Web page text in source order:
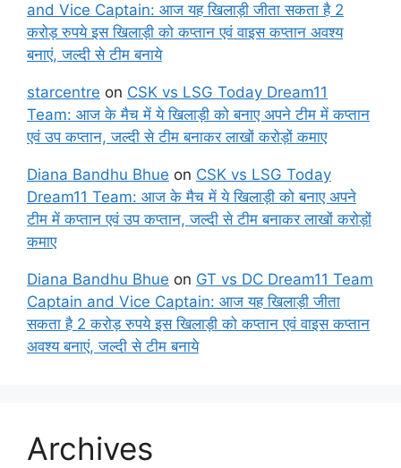
and Vice Captain: आज यह खिलाड़ी जीता सकता है 2
करोड़ रुपये इस खिलाड़ी को कप्तान एवं वाइस कप्तान अवश्य
बनाएं, जल्दी से टीम बनाये
starcentre on CSK vs LSG Today Dream11
Team: आज के मैच में ये खिलाड़ी को बनाए अपने टीम में कप्तान
एवं उप कप्तान, जल्दी से टीम बनाकर लाखों करोड़ों कमाए
Diana Bandhu Bhue on CSK vs LSG Today
Dream11 Team: आज के मैच में ये खिलाड़ी को बनाए अपने
टीम में कप्तान एवं उप कप्तान, जल्दी से टीम बनाकर लाखों करोड़ों
कमाए
Diana Bandhu Bhue on GT vs DC Dream11 Team
Captain and Vice Captain: आज यह खिलाड़ी जीता
सकता है 2 करोड़ रुपये इस खिलाड़ी को कप्तान एवं वाइस कप्तान
अवश्य बनाएं, जल्दी से टीम बनाये
Archives